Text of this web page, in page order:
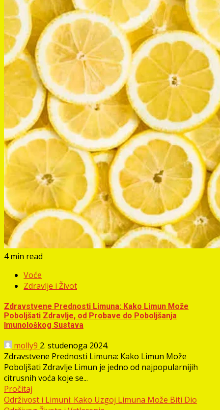
4 min read
Voće
Zdravlje i Život
Zdravstvene Prednosti Limuna: Kako Limun Može
Poboljšati Zdravlje, od Probave do Poboljšanja
Imunološkog Sustava
molly9 2. studenoga 2024.
Zdravstvene Prednosti Limuna: Kako Limun Može
Poboljšati Zdravlje Limun je jedno od najpopularnijih
citrusnih voća koje se...
Pročitaj
Održivost i Limuni: Kako Uzgoj Limuna Može Biti Dio